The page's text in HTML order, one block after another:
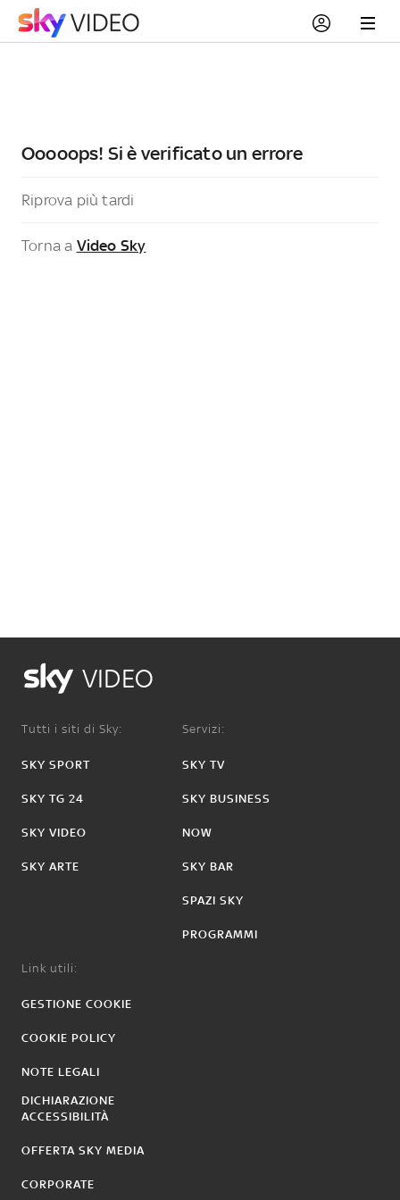
Ooooops! Si è verificato un errore
Riprova più tardi
Torna a Video Sky
VIDEO
Tutti i siti di Sky:
SKY SPORT
SKY TG 24
SKY VIDEO
SKY ARTE
Servizi:
SKY TV
SKY BUSINESS
NOW
SKY BAR
SPAZI SKY
PROGRAMMI
Link utili:
GESTIONE COOKIE
COOKIE POLICY
NOTE LEGALI
DICHIARAZIONE
ACCESSIBILITÀ
OFFERTA SKY MEDIA
CORPORATE